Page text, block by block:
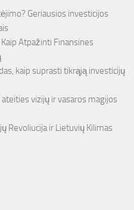
Geriausios investicijos
Atpažinti Finansines
kaip suprasti tikrąją investicijų
vizijų ir vasaros magijos
Revoliucija ir Lietuvių Kilimas